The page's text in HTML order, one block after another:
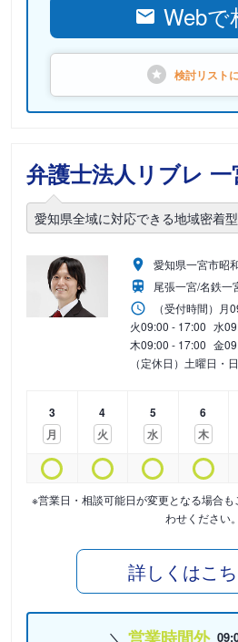
Webで
検討リスト
弁護士法人リブレ
愛知県全域に対応できる地域密着
愛知県一宮市昭
尾張一宮/名鉄一
（受付時間） 月
火09:00 - 17:00 水
木09:00 - 17:00 金
（定休日）土曜日・
3
月
4
火
5
水
6
木
※営業日・相談可能日が変更となる場合
わせください。
詳しくはこ